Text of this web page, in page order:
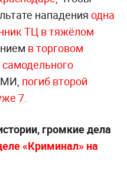
нападения одна
ТЦ в тяжёлом
в торговом
погиб второй
7.
громкие дела
«Криминал» на